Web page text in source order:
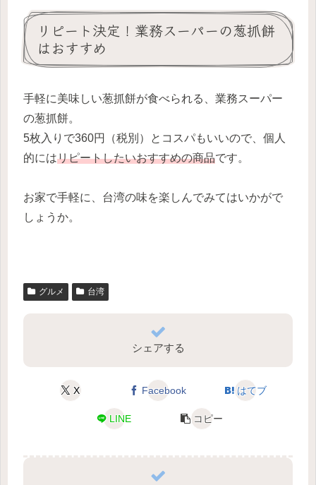
リピート決定！業務スーパーの葱抓餅
はおすすめ
手軽に美味しい葱抓餅が食べられる、業務スーパー
の葱抓餅。
5枚入りで360円（税別）とコスパもいいので、個人
的にはリピートしたいおすすめの商品です。
お家で手軽に、台湾の味を楽しんでみてはいかがで
しょうか。
グルメ 台湾
シェアする
X Facebook はてブ
LINE コピー